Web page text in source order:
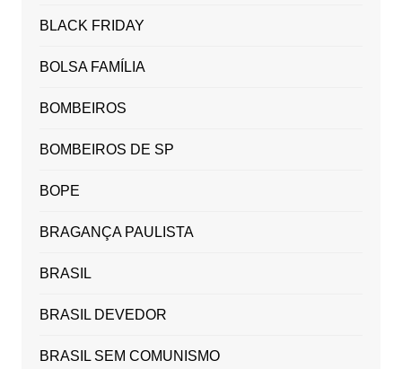
BLACK FRIDAY
BOLSA FAMÍLIA
BOMBEIROS
BOMBEIROS DE SP
BOPE
BRAGANÇA PAULISTA
BRASIL
BRASIL DEVEDOR
BRASIL SEM COMUNISMO